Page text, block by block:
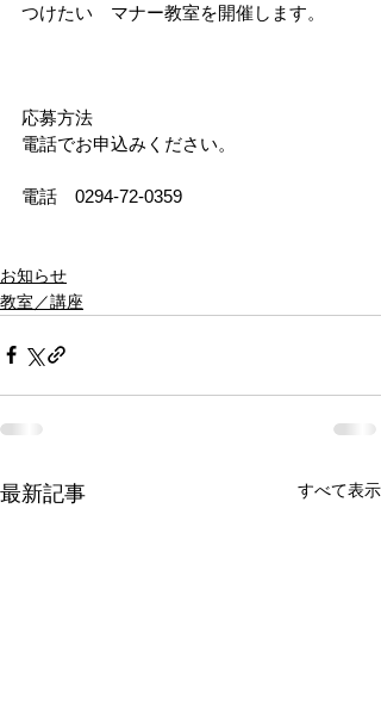
つけたい　マナー教室を開催します。
応募方法
電話でお申込みください。
電話　0294-72-0359
お知らせ
教室／講座
最新記事 すべて表示